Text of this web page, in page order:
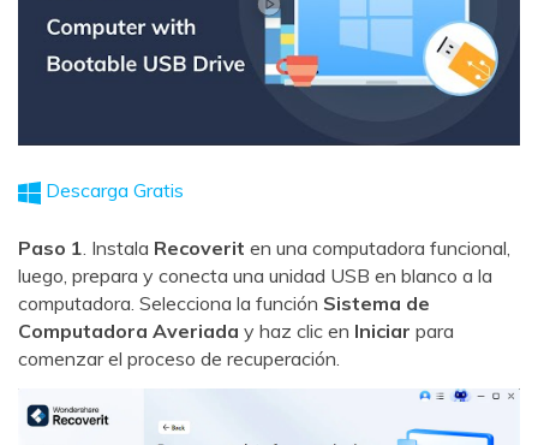
Descarga Gratis
Paso 1. Instala Recoverit en una computadora funcional,
luego, prepara y conecta una unidad USB en blanco a la
computadora. Selecciona la función Sistema de
Computadora Averiada y haz clic en Iniciar para
comenzar el proceso de recuperación.